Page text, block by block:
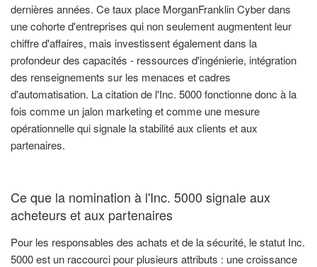
dernières années. Ce taux place MorganFranklin Cyber dans
une cohorte d'entreprises qui non seulement augmentent leur
chiffre d'affaires, mais investissent également dans la
profondeur des capacités - ressources d'ingénierie, intégration
des renseignements sur les menaces et cadres
d'automatisation. La citation de l'Inc. 5000 fonctionne donc à la
fois comme un jalon marketing et comme une mesure
opérationnelle qui signale la stabilité aux clients et aux
partenaires.
Ce que la nomination à l'Inc. 5000 signale aux
acheteurs et aux partenaires
Pour les responsables des achats et de la sécurité, le statut Inc.
5000 est un raccourci pour plusieurs attributs : une croissance